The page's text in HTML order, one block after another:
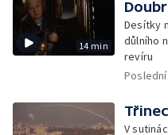
14 min
Desítky
důlního
revíru
V